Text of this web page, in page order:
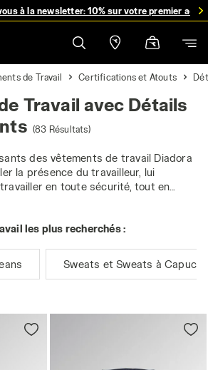
newsletter: 10% sur votre premier achat
gratuite pour toute commande supérieure à
de Travail Certifications et Atouts
Travail avec Détails
(83 Résultats)
des vêtements de travail Diadora
la présence du travailleur, lui
en toute sécurité, tout en
de visibilité.
les plus recherchés :
Sweats et Sweats à Capuche